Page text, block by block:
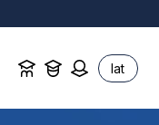
lat